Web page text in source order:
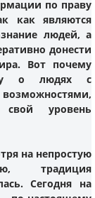
по праву
как являются
людей, а
донести
Вот почему
о людях с
уровень
на непростую
традиция
Сегодня на